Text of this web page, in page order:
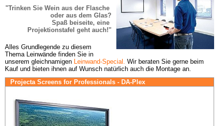
"Trinken Sie Wein aus der Flasche
oder aus dem Glas?
Spaß beiseite, eine
Projektionstafel geht auch!"
Alles Grundlegende zu diesem
Thema Leinwände finden Sie in
unserem gleichnamigen Leinwand-Special. Wir beraten Sie gerne beim
Kauf und bieten ihnen auf Wunsch natürlich auch die Montage an.
Projecta Screens for Professionals - DA-Plex